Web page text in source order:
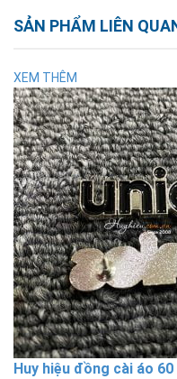
SẢN PHẨM LIÊN
XEM THÊM
Huy hiệu đồng cài áo 60